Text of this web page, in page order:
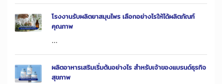
โรงงานรับผลิตยาสมุนไพร เลือกอย่างไรให้ได้ผลิตภัณฑ์
คุณภาพ
...
ผลิตอาหารเสริมเริ่มต้นอย่างไร สำหรับเจ้าของแบรนด์ธุรกิจ
สุขภาพ